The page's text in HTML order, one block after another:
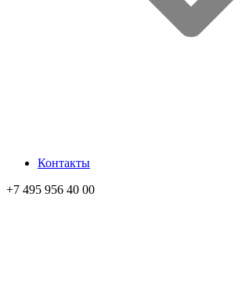
Контакты
+7 495 956 40 00